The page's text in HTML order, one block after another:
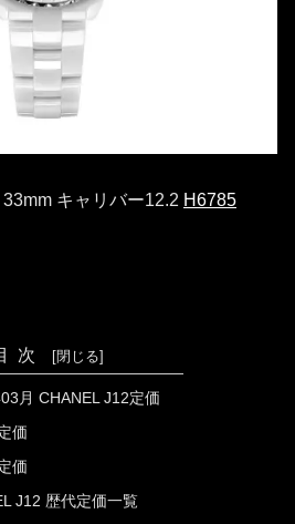
キャリバー12.2 H6785
次
月 CHANEL J12定価
価
価
J12 歴代定価一覧